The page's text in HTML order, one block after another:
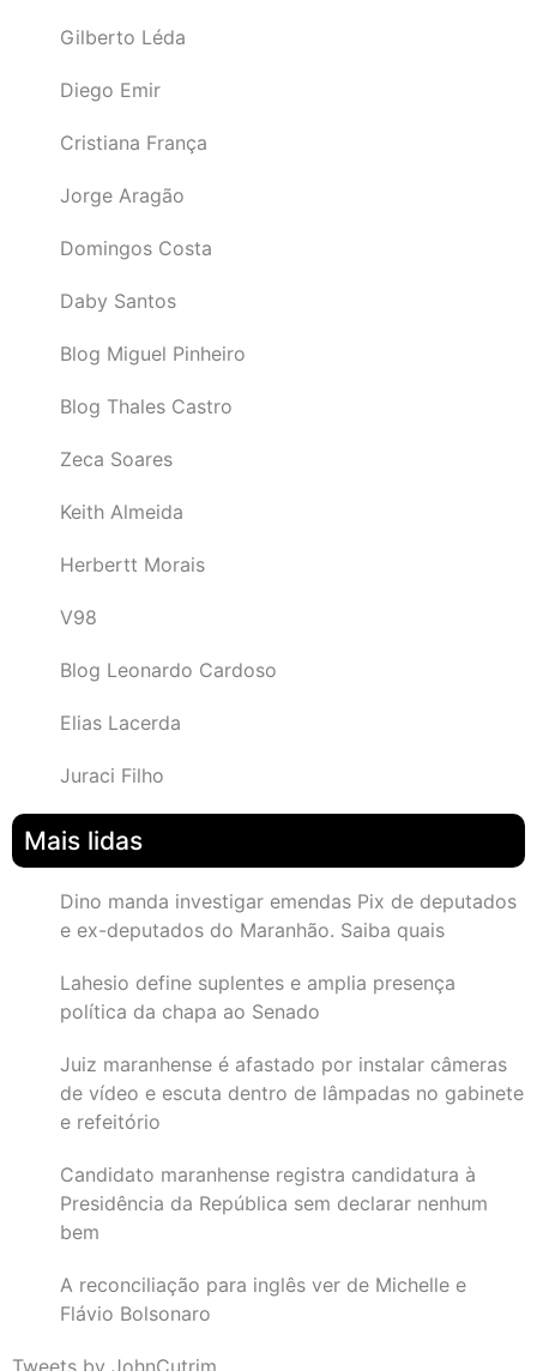
Gilberto Léda
Diego Emir
Cristiana França
Jorge Aragão
Domingos Costa
Daby Santos
Blog Miguel Pinheiro
Blog Thales Castro
Zeca Soares
Keith Almeida
Herbertt Morais
V98
Blog Leonardo Cardoso
Elias Lacerda
Juraci Filho
Mais lidas
Dino manda investigar emendas Pix de deputados
e ex-deputados do Maranhão. Saiba quais
Lahesio define suplentes e amplia presença
política da chapa ao Senado
Juiz maranhense é afastado por instalar câmeras
de vídeo e escuta dentro de lâmpadas no gabinete
e refeitório
Candidato maranhense registra candidatura à
Presidência da República sem declarar nenhum
bem
A reconciliação para inglês ver de Michelle e
Flávio Bolsonaro
Tweets by JohnCutrim